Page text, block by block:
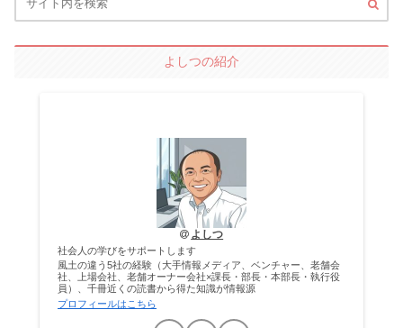
よしつの紹介
よしつ
社会人の学びをサポートします
風土の違う5社の経験（大手情報メディア、ベンチャー、老舗会
社、上場会社、老舗オーナー会社×課長・部長・本部長・執行役
員）、千冊近くの読書から得た知識が情報源
プロフィールはこちら